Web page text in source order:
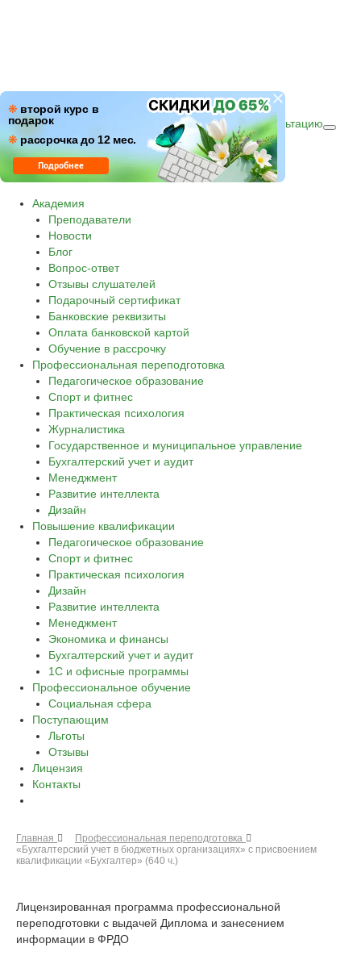
❋ второй курс в
подарок
❋ рассрочка до 12 мес.
Подробнее 8 800 500-30-45
ПН–ПТ: c 09:00 до 18:00
СБ–ВС: с 10:00 до 16:00 по (МСК)
Звонок по России бесплатный.
Получить консультацию
Академия
Преподаватели
Новости
Блог
Вопрос-ответ
Отзывы слушателей
Подарочный сертификат
Банковские реквизиты
Оплата банковской картой
Обучение в рассрочку
Профессиональная переподготовка
Педагогическое образование
Спорт и фитнес
Практическая психология
Журналистика
Государственное и муниципальное управление
Бухгалтерский учет и аудит
Менеджмент
Развитие интеллекта
Дизайн
Повышение квалификации
Педагогическое образование
Спорт и фитнес
Практическая психология
Дизайн
Развитие интеллекта
Менеджмент
Экономика и финансы
Бухгалтерский учет и аудит
1С и офисные программы
Профессиональное обучение
Социальная сфера
Поступающим
Льготы
Отзывы
Лицензия
Контакты
Главная
Профессиональная переподготовка
«Бухгалтерский учет в бюджетных организациях» с присвоением
квалификации «Бухгалтер» (640 ч.)
Лицензированная программа профессиональной
переподготовки с выдачей Диплома и занесением
информации в ФРДО